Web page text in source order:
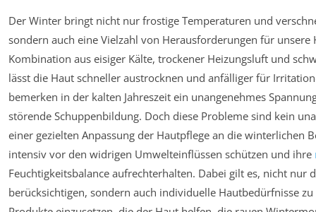
Der Winter bringt nicht nur frostige Temperaturen und
sondern auch eine Vielzahl von Herausforderungen für unsere
Kombination aus eisiger Kälte, trockener Heizungsluft und
lässt die Haut schneller austrocknen und anfälliger für
bemerken in der kalten Jahreszeit ein unangenehmes
störende Schuppenbildung. Doch diese Probleme sind kein
einer gezielten Anpassung der Hautpflege an die winterlichen
intensiv vor den widrigen Umwelteinflüssen schützen und ihre
Feuchtigkeitsbalance aufrechterhalten. Dabei gilt es, nicht nur
berücksichtigen, sondern auch individuelle Hautbedürfnisse